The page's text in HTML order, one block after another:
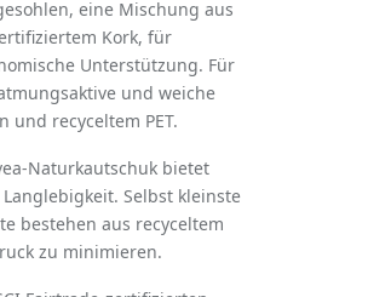
eine Mischung aus
Kork, für
Unterstützung. Für
und weiche
und recyceltem PET.
Naturkautschuk bietet
Selbst kleinste
bestehen aus recyceltem
zu minimieren.